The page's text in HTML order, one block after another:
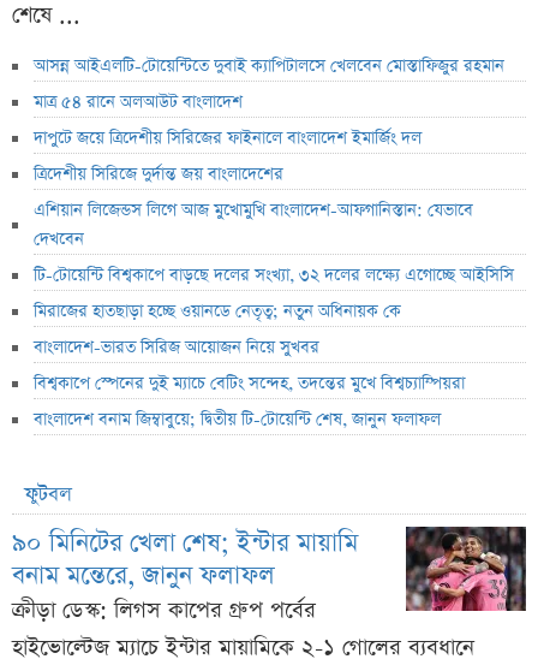
শেষে ...
আসন্ন আইএলটি-টোয়েন্টিতে দুবাই ক্যাপিটালসে খেলবেন মোস্তাফিজুর রহমান
মাত্র ৫৪ রানে অলআউট বাংলাদেশ
দাপুটে জয়ে ত্রিদেশীয় সিরিজের ফাইনালে বাংলাদেশ ইমার্জিং দল
ত্রিদেশীয় সিরিজে দুর্দান্ত জয় বাংলাদেশের
এশিয়ান লিজেন্ডস লিগে আজ মুখোমুখি বাংলাদেশ-আফগানিস্তান: যেভাবে
দেখবেন
টি-টোয়েন্টি বিশ্বকাপে বাড়ছে দলের সংখ্যা, ৩২ দলের লক্ষ্যে এগোচ্ছে আইসিসি
মিরাজের হাতছাড়া হচ্ছে ওয়ানডে নেতৃত্ব; নতুন অধিনায়ক কে
বাংলাদেশ-ভারত সিরিজ আয়োজন নিয়ে সুখবর
বিশ্বকাপে স্পেনের দুই ম্যাচে বেটিং সন্দেহ, তদন্তের মুখে বিশ্বচ্যাম্পিয়রা
বাংলাদেশ বনাম জিম্বাবুয়ে; দ্বিতীয় টি-টোয়েন্টি শেষ, জানুন ফলাফল
ফুটবল
৯০ মিনিটের খেলা শেষ; ইন্টার মায়ামি
বনাম মন্তেরে, জানুন ফলাফল
ক্রীড়া ডেস্ক: লিগস কাপের গ্রুপ পর্বের
হাইভোল্টেজ ম্যাচে ইন্টার মায়ামিকে ২-১ গোলের ব্যবধানে